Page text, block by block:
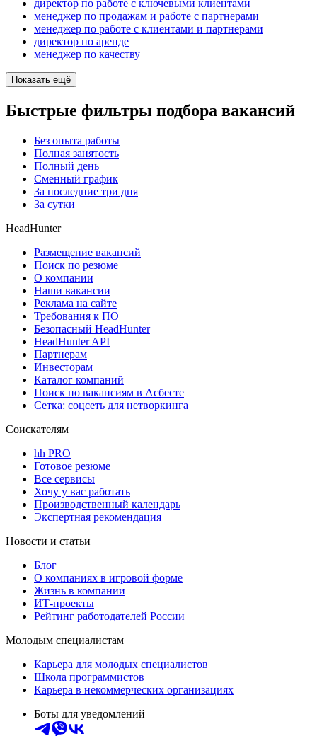
директор по работе с ключевыми клиентами
менеджер по продажам и работе с партнерами
менеджер по работе с клиентами и партнерами
директор по аренде
менеджер по качеству
Показать ещё
Быстрые фильтры подбора вакансий
Без опыта работы
Полная занятость
Полный день
Сменный график
За последние три дня
За сутки
HeadHunter
Размещение вакансий
Поиск по резюме
О компании
Наши вакансии
Реклама на сайте
Требования к ПО
Безопасный HeadHunter
HeadHunter API
Партнерам
Инвесторам
Каталог компаний
Поиск по вакансиям в Асбесте
Сетка: соцсеть для нетворкинга
Соискателям
hh PRO
Готовое резюме
Все сервисы
Хочу у вас работать
Производственный календарь
Экспертная рекомендация
Новости и статьи
Блог
О компаниях в игровой форме
Жизнь в компании
ИТ-проекты
Рейтинг работодателей России
Молодым специалистам
Карьера для молодых специалистов
Школа программистов
Карьера в некоммерческих организациях
Боты для уведомлений